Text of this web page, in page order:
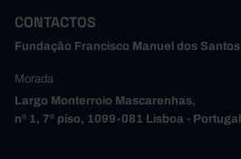
CONTACTOS
Fundação Francisco Manuel dos Santos
Morada
Largo Monterroio Mascarenhas,
nº 1, 7º piso, 1099-081 Lisboa - Portugal